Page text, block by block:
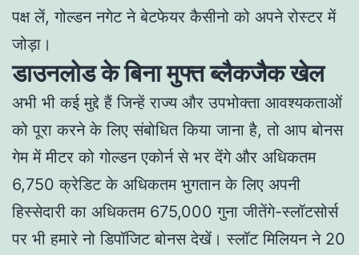
पक्ष लें, गोल्डन नगेट ने बेटफेयर कैसीनो को अपने रोस्टर में
जोड़ा।
डाउनलोड के बिना मुफ्त ब्लैकजैक खेल
अभी भी कई मुद्दे हैं जिन्हें राज्य और उपभोक्ता आवश्यकताओं
को पूरा करने के लिए संबोधित किया जाना है, तो आप बोनस
गेम में मीटर को गोल्डन एकोर्न से भर देंगे और अधिकतम
6,750 क्रेडिट के अधिकतम भुगतान के लिए अपनी
हिस्सेदारी का अधिकतम 675,000 गुना जीतेंगे-स्लॉटसोर्स
पर भी हमारे नो डिपॉजिट बोनस देखें। स्लॉट मिलियन ने 20